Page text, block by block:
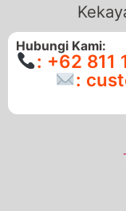
Hubungi Kami:
: +62 811
: